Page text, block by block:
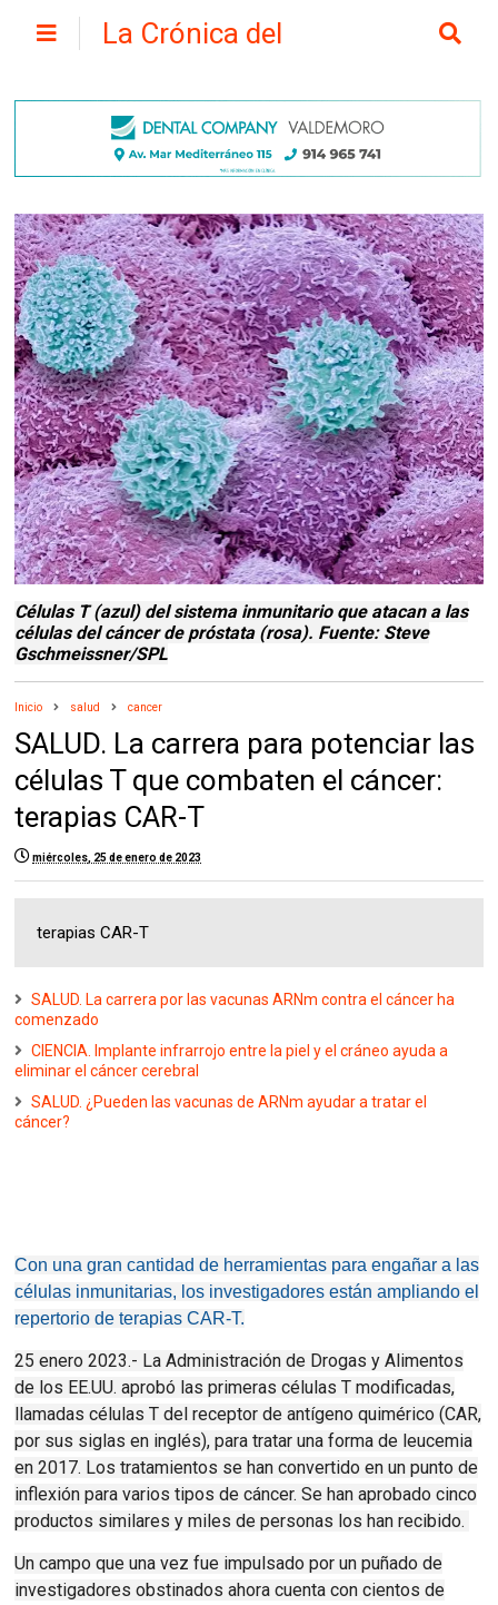
La Crónica del
Células T (azul) del sistema inmunitario que atacan a las
células del cáncer de próstata (rosa). Fuente: Steve
Gschmeissner/SPL
Inicio salud cancer
SALUD. La carrera para potenciar las
células T que combaten el cáncer:
terapias CAR-T
miércoles, 25 de enero de 2023
terapias CAR-T
SALUD. La carrera por las vacunas ARNm contra el cáncer ha
comenzado
CIENCIA. Implante infrarrojo entre la piel y el cráneo ayuda a
eliminar el cáncer cerebral
SALUD. ¿Pueden las vacunas de ARNm ayudar a tratar el
cáncer?
Con una gran cantidad de herramientas para engañar a las
células inmunitarias, los investigadores están ampliando el
repertorio de terapias CAR-T.
25 enero 2023.- La Administración de Drogas y Alimentos
de los EE.UU. aprobó las primeras células T modificadas,
llamadas células T del receptor de antígeno quimérico (CAR,
por sus siglas en inglés), para tratar una forma de leucemia
en 2017. Los tratamientos se han convertido en un punto de
inflexión para varios tipos de cáncer.Se han aprobado cinco
productos similares y miles de personas los han recibido.
Un campo que una vez fue impulsado por un puñado de
investigadores obstinados ahora cuenta con cientos de